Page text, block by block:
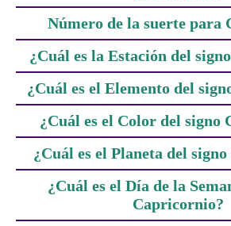
Número de la suerte para
¿Cuál es la Estación del
¿Cuál es el Elemento del
¿Cuál es el Color del signo
¿Cuál es el Planeta del
¿Cuál es el Día de la
Capricornio?